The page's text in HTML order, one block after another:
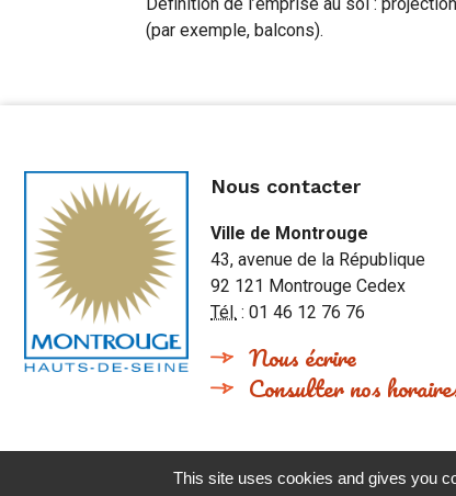
This site uses cookies and gives you
(par exemple, balcons).
Nous contacter
Ville de Montrouge
43, avenue de la République
92 121 Montrouge Cedex
Tél. : 01 46 12 76 76
Nous écrire
Consulter nos
Accueil